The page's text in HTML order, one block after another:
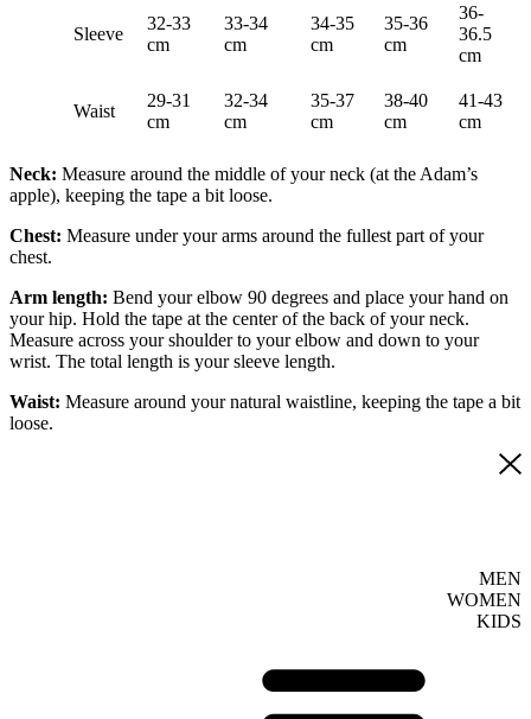
Sleeve
32-33
cm
33-34
cm
34-35
cm
35-36
cm
36-
36.5
cm
Waist
29-31
cm
32-34
cm
35-37
cm
38-40
cm
41-43
cm
Neck: Measure around the middle of your neck (at the Adam’s
apple), keeping the tape a bit loose.
Chest: Measure under your arms around the fullest part of your
chest.
Arm length: Bend your elbow 90 degrees and place your hand on
your hip. Hold the tape at the center of the back of your neck.
Measure across your shoulder to your elbow and down to your
wrist. The total length is your sleeve length.
Waist: Measure around your natural waistline, keeping the tape a bit
loose.
MEN
WOMEN
KIDS